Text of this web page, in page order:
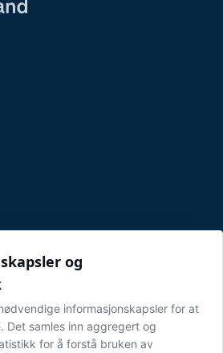
og
informasjonskapsler for at
Det samles inn aggregert og
for å forstå bruken av